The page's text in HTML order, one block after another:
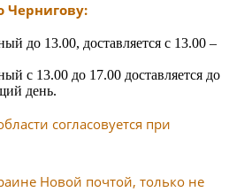
Чернигову:
до 13.00, доставляется с 13.00 –
с 13.00 до 17.00 доставляется до
день.
согласовуется при
Новой почтой, только не